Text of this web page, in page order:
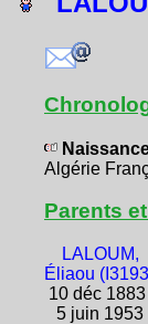
Algérie
Parents
LALOUM,
Éliaou
10 déc
5 juin 1953